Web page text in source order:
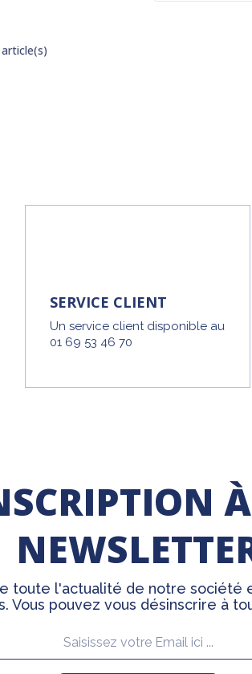
SERVICE CLIENT
Un service client disponible au
01 69 53 46 70
toute l'actualité de notre société
Vous pouvez vous désinscrire à